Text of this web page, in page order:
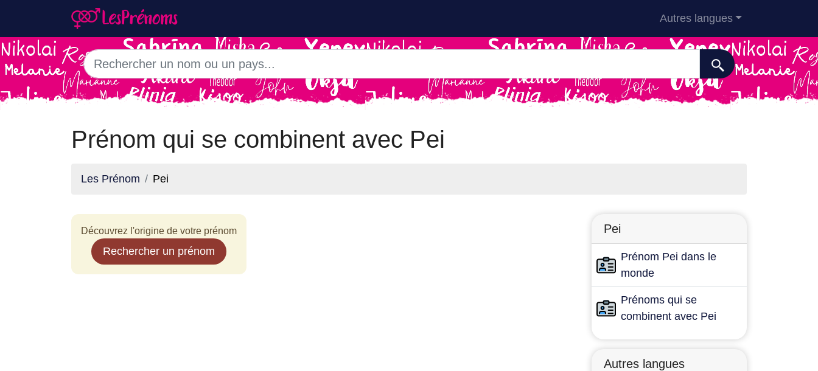
Autres langues
Prénom qui se combinent avec Pei
Les Prénom Pei
Découvrez l'origine de votre prénom
Rechercher un prénom
Pei
Prénom Pei dans le
monde
Prénoms qui se
combinent avec Pei
Autres langues